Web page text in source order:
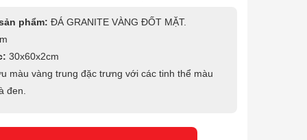
phẩm: ĐÁ GRANITE VÀNG ĐỐT MẶT.
30x60x2cm
màu vàng trung đặc trưng với các tinh thể màu
đen.